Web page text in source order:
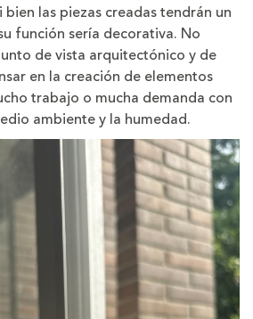
las piezas creadas tendrán un
función sería decorativa. No
de vista arquitectónico y de
en la creación de elementos
trabajo o mucha demanda con
ambiente y la humedad.